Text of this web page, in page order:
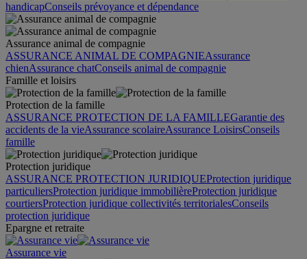
handicapConseils prévoyance et dépendance
Assurance animal de compagnie
ASSURANCE ANIMAL DE COMPAGNIEAssurance
chienAssurance chatConseils animal de compagnie
Famille et loisirs
Protection de la famille
ASSURANCE PROTECTION DE LA FAMILLEGarantie des
accidents de la vieAssurance scolaireAssurance LoisirsConseils
famille
Protection juridique
ASSURANCE PROTECTION JURIDIQUEProtection juridique
particuliersProtection juridique immobilièreProtection juridique
courtiersProtection juridique collectivités territorialesConseils
protection juridique
Epargne et retraite
Assurance vie